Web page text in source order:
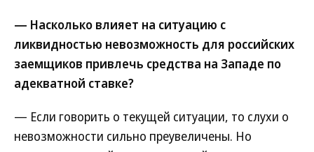
— Насколько влияет на ситуацию с
ликвидностью невозможность для российских
заемщиков привлечь средства на Западе по
адекватной ставке?
— Если говорить о текущей ситуации, то слухи о
невозможности сильно преувеличены. Но